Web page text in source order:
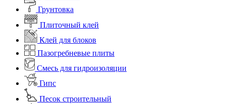
Грунтовка
Плиточный клей
Клей для блоков
Пазогребневые плиты
Смесь для гидроизоляции
Гипс
Песок строительный